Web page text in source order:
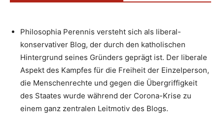
Philosophia Perennis versteht sich als liberal-
konservativer Blog, der durch den katholischen
Hintergrund seines Gründers geprägt ist. Der liberale
Aspekt des Kampfes für die Freiheit der Einzelperson,
die Menschenrechte und gegen die Übergriffigkeit
des Staates wurde während der Corona-Krise zu
einem ganz zentralen Leitmotiv des Blogs.